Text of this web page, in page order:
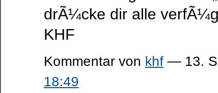
drÃ¼cke dir alle
KHF
Kommentar von khf — 13.
18:49